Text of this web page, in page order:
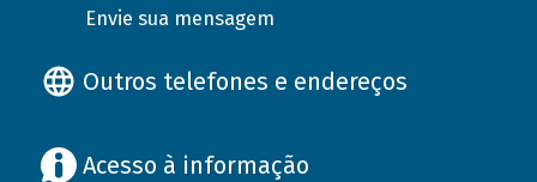
Envie sua mensagem
Outros telefones e endereços
Acesso à informação